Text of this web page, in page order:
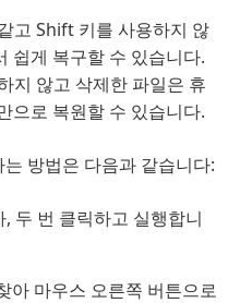
고 Shift 키를 사용하지 않
쉽게 복구할 수 있습니다.
지 않고 삭제한 파일은 휴
으로 복원할 수 있습니다.
방법은 다음과 같습니다:
두 번 클릭하고 실행합니
아 마우스 오른쪽 버튼으로